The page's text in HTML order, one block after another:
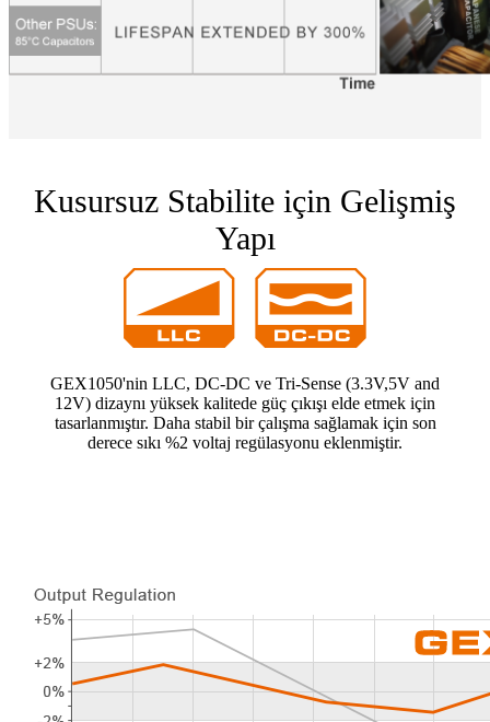
Kusursuz Stabilite için Gelişmiş
Yapı
GEX1050'nin LLC, DC-DC ve Tri-Sense (3.3V,5V and
12V) dizaynı yüksek kalitede güç çıkışı elde etmek için
tasarlanmıştır. Daha stabil bir çalışma sağlamak için son
derece sıkı %2 voltaj regülasyonu eklenmiştir.